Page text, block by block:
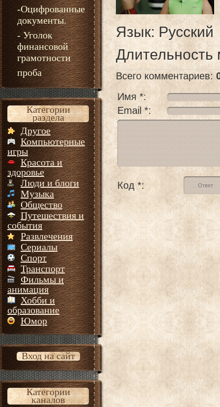
-Оцифрованные
документы.
- Уголок
финансовой
грамотности
проба
Категории
раздела
Другое
Компьютерные
игры
Красота и
здоровье
Люди и блоги
Музыка
Общество
Путешествия и
события
Развлечения
Сериалы
Спорт
Транспорт
Фильмы и
анимация
Хобби и
образование
Юмор
Вход на сайт
Категории
каналов
Язык: Русский
Длительность
Всего комментариев:
Имя *:
Email *:
Код *: